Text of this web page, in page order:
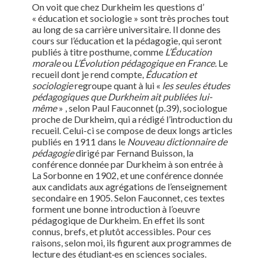
On voit que chez Durkheim les questions d’
« éducation et sociologie » sont très proches tout
au long de sa carrière universitaire. Il donne des
cours sur l’éducation et la pédagogie, qui seront
publiés à titre posthume, comme L’Éducation
moraleou L’Évolution pédagogique en France. Le
recueil dont je rend compte, Éducation et
sociologieregroupe quant à lui « les seules études
pédagogiques que Durkheim ait publiées lui-
même» , selon Paul Fauconnet (p.39), sociologue
proche de Durkheim, qui a rédigé l’introduction du
recueil. Celui-ci se compose de deux longs articles
publiés en 1911 dans le Nouveau dictionnaire de
pédagogiedirigé par Fernand Buisson, la
conférence donnée par Durkheim à son entrée à
La Sorbonne en 1902, et une conférence donnée
aux candidats aux agrégations de l’enseignement
secondaire en 1905. Selon Fauconnet, ces textes
forment une bonne introduction à l’oeuvre
pédagogique de Durkheim. En effet ils sont
connus, brefs, et plutôt accessibles. Pour ces
raisons, selon moi, ils figurent aux programmes de
lecture des étudiant·es en sciences sociales.